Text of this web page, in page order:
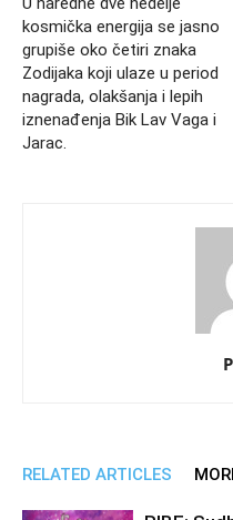
kosmička energija se jasno
grupiše oko četiri znaka
Zodijaka koji ulaze u period
nagrada, olakšanja i lepih
iznenađenja Bik Lav Vaga i
Jarac.
RELATED ARTICLES